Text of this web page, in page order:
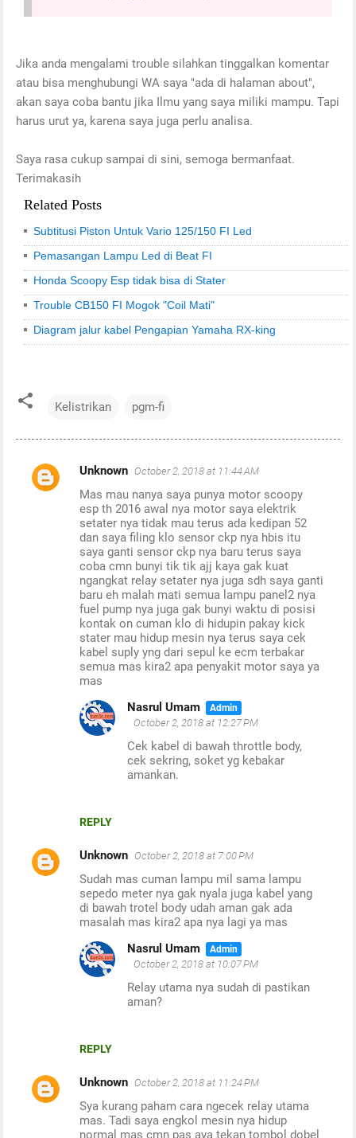
Jika anda mengalami trouble silahkan tinggalkan komentar
atau bisa menghubungi WA saya "ada di halaman about",
akan saya coba bantu jika Ilmu yang saya miliki mampu. Tapi
harus urut ya, karena saya juga perlu analisa.
Saya rasa cukup sampai di sini, semoga bermanfaat.
Terimakasih
Related Posts
Subtitusi Piston Untuk Vario 125/150 FI Led
Pemasangan Lampu Led di Beat FI
Honda Scoopy Esp tidak bisa di Stater
Trouble CB150 FI Mogok "Coil Mati"
Diagram jalur kabel Pengapian Yamaha RX-king
Kelistrikan pgm-fi
C
Unknown October 2, 2018 at 11:44 AM
Mas mau nanya saya punya motor scoopy
esp th 2016 awal nya motor saya elektrik
setater nya tidak mau terus ada kedipan 52
dan saya filing klo sensor ckp nya hbis itu
saya ganti sensor ckp nya baru terus saya
coba cmn bunyi tik tik ajj kaya gak kuat
ngangkat relay setater nya juga sdh saya ganti
baru eh malah mati semua lampu panel2 nya
fuel pump nya juga gak bunyi waktu di posisi
kontak on cuman klo di hidupin pakay kick
stater mau hidup mesin nya terus saya cek
kabel suply yng dari sepul ke ecm terbakar
semua mas kira2 apa penyakit motor saya ya
mas
REPLY
Nasrul Umam
October 2, 2018 at 12:27 PM
Cek kabel di bawah throttle body,
cek sekring, soket yg kebakar
amankan.
Unknown October 2, 2018 at 7:00 PM
Sudah mas cuman lampu mil sama lampu
sepedo meter nya gak nyala juga kabel yang
di bawah trotel body udah aman gak ada
masalah mas kira2 apa nya lagi ya mas
REPLY
Nasrul Umam
October 2, 2018 at 10:07 PM
Relay utama nya sudah di pastikan
aman?
Unknown October 2, 2018 at 11:24 PM
Sya kurang paham cara ngecek relay utama
mas. Tadi saya engkol mesin nya hidup
normal mas cmn pas aya tekan tombol dobel